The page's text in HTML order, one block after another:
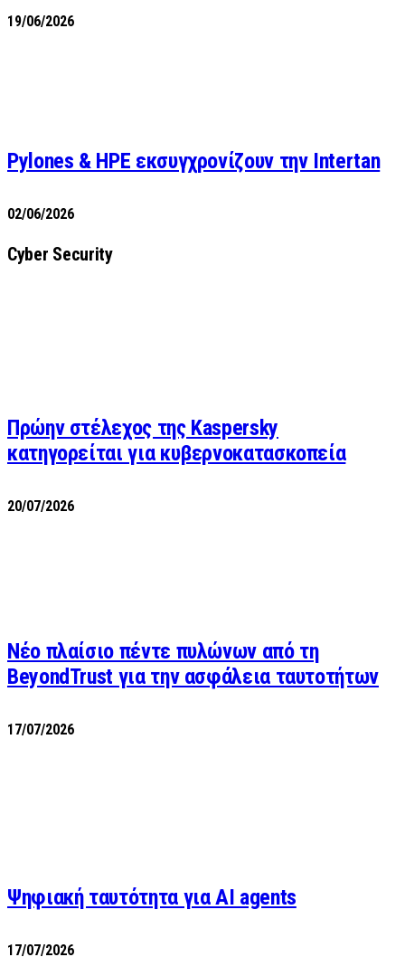
19/06/2026
Pylones & HPE εκσυγχρονίζουν την Intertan
02/06/2026
Cyber Security
Πρώην στέλεχος της Kaspersky
κατηγορείται για κυβερνοκατασκοπεία
20/07/2026
Νέο πλαίσιο πέντε πυλώνων από τη
BeyondTrust για την ασφάλεια ταυτοτήτων
17/07/2026
Ψηφιακή ταυτότητα για AI agents
17/07/2026